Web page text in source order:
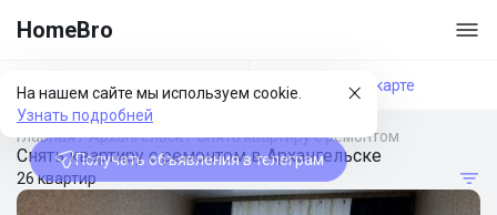
HomeBro
На нашем сайте мы используем cookie.
Узнать подробней
Получать объявления в телеграм
Фильтры На карте
Главная/Архангельск/Снять квартиру с ремонтом
Снять квартиру с ремонтом в Архангельске
26 квартир